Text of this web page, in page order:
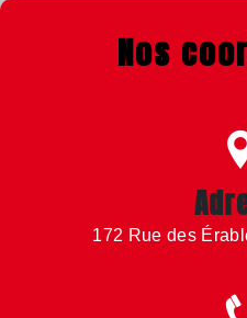
Nos
172 Rue des